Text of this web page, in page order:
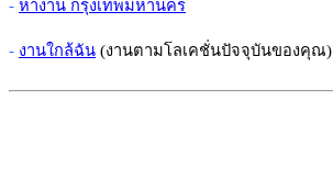
- หางาน กรุงเทพมหานคร
- งานใกล้ฉัน (งานตามโลเคชั่นปัจจุบันของคุณ)